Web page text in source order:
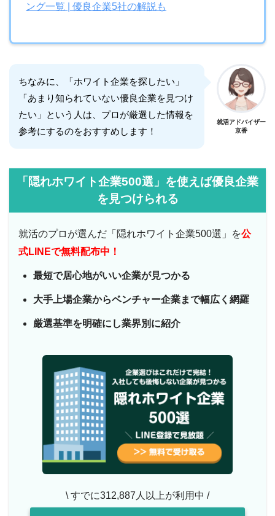
ング一覧 | 優良企業5社の解説も
ちなみに、「ホワイト企業を探したい」
「あまり知られていない優良企業を見つけ
たい」という人は、プロが厳選した情報を
参考にするのをおすすめします！
就活アドバイザー
京香
「隠れホワイト企業500選」を使えば優良企業
を見つけられる
就活のプロが選んだ「隠れホワイト企業500選」を公
式LINEで無料配布中！
最短で居心地がいい企業が見つかる
大手上場企業からベンチャー企業まで幅広く網羅
厳選基準を明確にし業界別に紹介
\ すでに312,887人以上が利用中 /